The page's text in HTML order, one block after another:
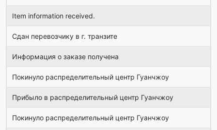
Item information received.
Сдан перевозчику в г. транзите
Информация о заказе получена
Покинуло распределительный центр Гуанчжоу
Прибыло в распределительный центр Гуанчжоу
Покинуло распределительный центр Гуанчжоу